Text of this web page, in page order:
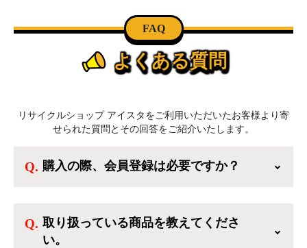
FAQ
よくある質問
リサイクルショップ アイスタをご利用いただいたお客様より寄
せられた質問とその回答をご紹介いたします。
購入の際、会員登録は必要ですか？
も出来ます。一方、登録しなくてもカートに商
品を入れた後、ログインせずに「ゲスト購入」
取り扱っている商品を教えてくださ
い。